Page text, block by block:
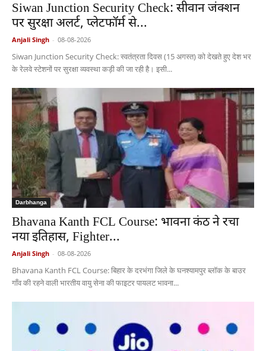
Siwan Junction Security Check: सीवान जंक्शन
पर सुरक्षा अलर्ट, प्लेटफॉर्म से...
Anjali Singh - 08-08-2026
Siwan Junction Security Check: स्वतंत्रता दिवस (15 अगस्त) को देखते हुए देश भर
के रेलवे स्टेशनों पर सुरक्षा व्यवस्था कड़ी की जा रही है। इसी...
Darbhanga
Bhavana Kanth FCL Course: भावना कंठ ने रचा
नया इतिहास, Fighter...
Anjali Singh - 08-08-2026
Bhavana Kanth FCL Course: बिहार के दरभंगा जिले के घनश्यामपुर ब्लॉक के बाउर
गाँव की रहने वाली भारतीय वायु सेना की फाइटर पायलट भावना...